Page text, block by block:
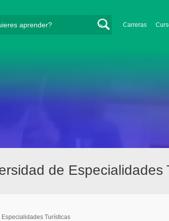
Carreras
de
Turísticas